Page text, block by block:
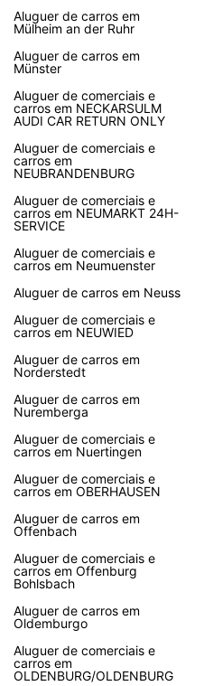
Aluguer de carros em
Mülheim an der Ruhr
Aluguer de carros em
Münster
Aluguer de comerciais e
carros em NECKARSULM
AUDI CAR RETURN ONLY
Aluguer de comerciais e
carros em
NEUBRANDENBURG
Aluguer de comerciais e
carros em NEUMARKT 24H-
SERVICE
Aluguer de comerciais e
carros em Neumuenster
Aluguer de carros em Neuss
Aluguer de comerciais e
carros em NEUWIED
Aluguer de carros em
Norderstedt
Aluguer de carros em
Nuremberga
Aluguer de comerciais e
carros em Nuertingen
Aluguer de comerciais e
carros em OBERHAUSEN
Aluguer de carros em
Offenbach
Aluguer de comerciais e
carros em Offenburg
Bohlsbach
Aluguer de carros em
Oldemburgo
Aluguer de comerciais e
carros em
OLDENBURG/OLDENBURG